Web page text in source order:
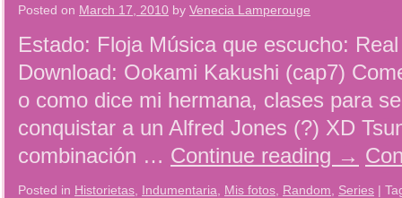
Posted on March 17, 2010 by Venecia Lamperouge
Estado: Floja Música que escucho:
Download: Ookami Kakushi (cap7)
o como dice mi hermana, clases para
conquistar a un Alfred Jones (?) XD
combinación … Continue reading →
Posted in Historietas Indumentaria Mis fotos Random Series |